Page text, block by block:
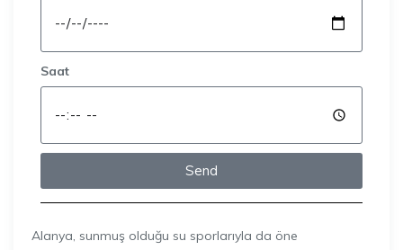
Saat
Send
Alanya, sunmuş olduğu su sporlarıyla da öne